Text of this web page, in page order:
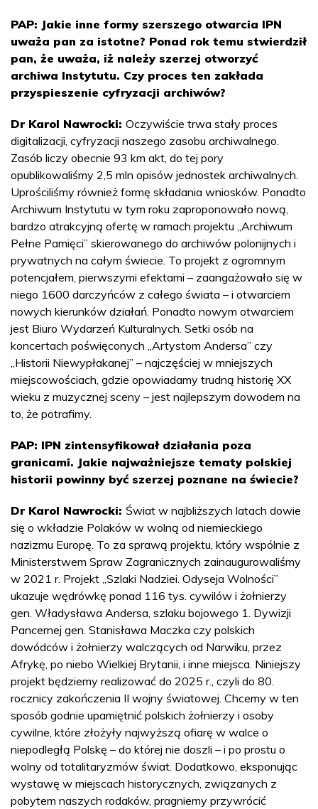
PAP: Jakie inne formy szerszego otwarcia IPN
uważa pan za istotne? Ponad rok temu stwierdził
pan, że uważa, iż należy szerzej otworzyć
archiwa Instytutu. Czy proces ten zakłada
przyspieszenie cyfryzacji archiwów?
Dr Karol Nawrocki: Oczywiście trwa stały proces
digitalizacji, cyfryzacji naszego zasobu archiwalnego.
Zasób liczy obecnie 93 km akt, do tej pory
opublikowaliśmy 2,5 mln opisów jednostek archiwalnych.
Uprościliśmy również formę składania wniosków. Ponadto
Archiwum Instytutu w tym roku zaproponowało nową,
bardzo atrakcyjną ofertę w ramach projektu „Archiwum
Pełne Pamięci” skierowanego do archiwów polonijnych i
prywatnych na całym świecie. To projekt z ogromnym
potencjałem, pierwszymi efektami – zaangażowało się w
niego 1600 darczyńców z całego świata – i otwarciem
nowych kierunków działań. Ponadto nowym otwarciem
jest Biuro Wydarzeń Kulturalnych. Setki osób na
koncertach poświęconych „Artystom Andersa” czy
„Historii Niewypłakanej” – najczęściej w mniejszych
miejscowościach, gdzie opowiadamy trudną historię XX
wieku z muzycznej sceny – jest najlepszym dowodem na
to, że potrafimy.
PAP: IPN zintensyfikował działania poza
granicami. Jakie najważniejsze tematy polskiej
historii powinny być szerzej poznane na świecie?
Dr Karol Nawrocki: Świat w najbliższych latach dowie
się o wkładzie Polaków w wolną od niemieckiego
nazizmu Europę. To za sprawą projektu, który wspólnie z
Ministerstwem Spraw Zagranicznych zainaugurowaliśmy
w 2021 r. Projekt „Szlaki Nadziei. Odyseja Wolności”
ukazuje wędrówkę ponad 116 tys. cywilów i żołnierzy
gen. Władysława Andersa, szlaku bojowego 1. Dywizji
Pancernej gen. Stanisława Maczka czy polskich
dowódców i żołnierzy walczących od Narwiku, przez
Afrykę, po niebo Wielkiej Brytanii, i inne miejsca. Niniejszy
projekt będziemy realizować do 2025 r., czyli do 80.
rocznicy zakończenia II wojny światowej. Chcemy w ten
sposób godnie upamiętnić polskich żołnierzy i osoby
cywilne, które złożyły najwyższą ofiarę w walce o
niepodległą Polskę – do której nie doszli – i po prostu o
wolny od totalitaryzmów świat. Dodatkowo, eksponując
wystawę w miejscach historycznych, związanych z
pobytem naszych rodaków, pragniemy przywrócić